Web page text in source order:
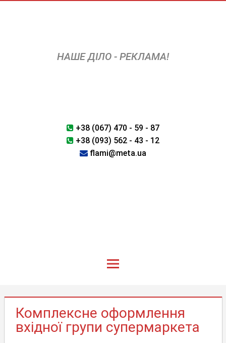
НАШЕ ДІЛО - РЕКЛАМА!
+38 (067) 470 - 59 - 87
+38 (093) 562 - 43 - 12
flami@meta.ua
Комплексне оформлення
вхідної групи супермаркета